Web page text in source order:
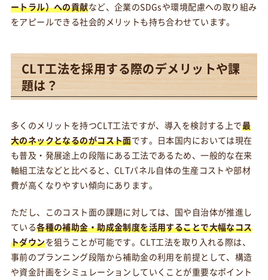
ートラル）への貢献など、企業のSDGsや環境配慮への取り組み
をアピールできる社会的メリットも持ち合わせています。
CLT工法を採用する際のデメリットや課
題は？
多くのメリットを持つCLT工法ですが、導入を検討する上で最
大のネックとなるのがコスト面です。日本国内においては現在
も普及・発展途上の段階にある工法であるため、一般的な在来
軸組工法などと比べると、CLTパネル自体の生産コストや部材
費が高くなりやすい傾向にあります。
ただし、このコスト面の課題に対しては、国や自治体が推進し
ている各種の補助金・助成金制度を活用することで大幅なコス
トダウンを狙うことが可能です。CLT工法を取り入れる際は、
事前のプランニング段階から補助金の利用を前提として、構造
や資金計画をシミュレーションしていくことが重要なポイント